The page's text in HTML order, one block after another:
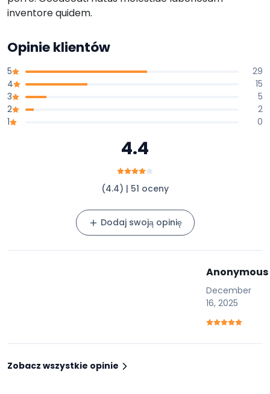
inventore quidem.
Opinie klientów
5
29
4
15
3
5
2
2
1
0
4.4
(4.4) | 51 oceny
Dodaj swoją opinię
Anonymous
December
16, 2025
Zobacz wszystkie opinie